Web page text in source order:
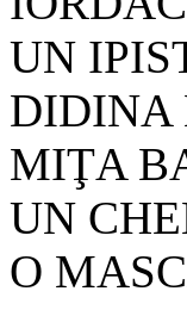
UN
DIDINA
MIŢA
UN
O